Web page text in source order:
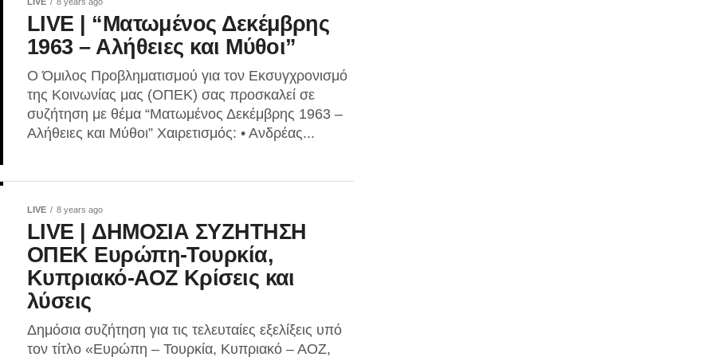
LIVE | “Ματωμένος Δεκέμβρης
1963 – Αλήθειες και Μύθοι”
Ο Όμιλος Προβληματισμού για τον Εκσυγχρονισμό
της Κοινωνίας μας (ΟΠΕΚ) σας προσκαλεί σε
συζήτηση με θέμα “Ματωμένος Δεκέμβρης 1963 –
Αλήθειες και Μύθοι” Χαιρετισμός: • Ανδρέας...
LIVE 8 years ago
LIVE | ΔΗΜΟΣΙΑ ΣΥΖΗΤΗΣΗ
ΟΠΕΚ Ευρώπη-Τουρκία,
Κυπριακό-ΑΟΖ Κρίσεις και
λύσεις
Δημόσια συζήτηση για τις τελευταίες εξελίξεις υπό
τον τίτλο «Ευρώπη – Τουρκία, Κυπριακό – ΑΟΖ,